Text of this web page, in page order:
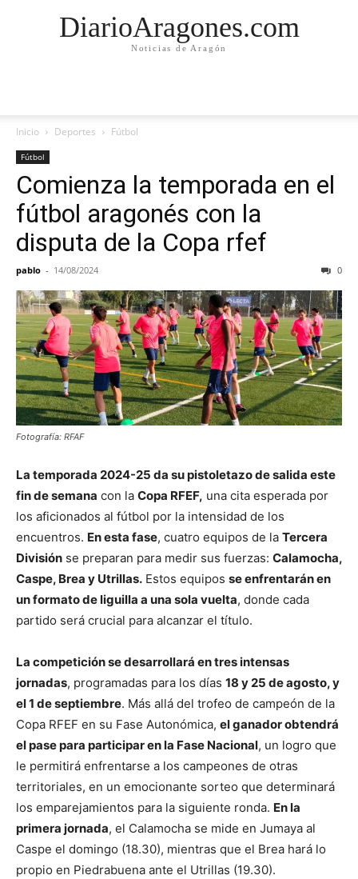
DiarioAragones.com
Noticias de Aragón
Inicio Deportes Fútbol
Fútbol
Comienza la temporada en el
fútbol aragonés con la
disputa de la Copa rfef
pablo - 14/08/2024 0
Fotografía: RFAF
La temporada 2024-25 da su pistoletazo de salida este
fin de semana con la Copa RFEF, una cita esperada por
los aficionados al fútbol por la intensidad de los
encuentros. En esta fase, cuatro equipos de la Tercera
División se preparan para medir sus fuerzas: Calamocha,
Caspe, Brea y Utrillas. Estos equipos se enfrentarán en
un formato de liguilla a una sola vuelta, donde cada
partido será crucial para alcanzar el título.
La competición se desarrollará en tres intensas
jornadas, programadas para los días 18 y 25 de agosto, y
el 1 de septiembre. Más allá del trofeo de campeón de la
Copa RFEF en su Fase Autonómica, el ganador obtendrá
el pase para participar en la Fase Nacional, un logro que
le permitirá enfrentarse a los campeones de otras
territoriales, en un emocionante sorteo que determinará
los emparejamientos para la siguiente ronda. En la
primera jornada, el Calamocha se mide en Jumaya al
Caspe el domingo (18.30), mientras que el Brea hará lo
propio en Piedrabuena ante el Utrillas (19.30).